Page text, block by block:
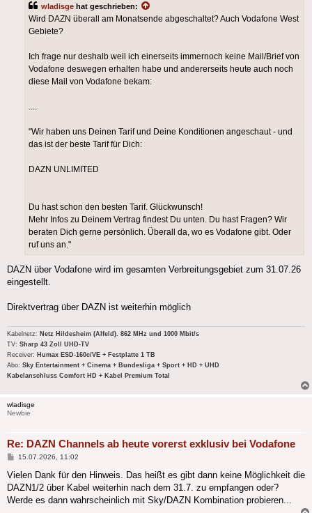
wladisge hat geschrieben:
Wird DAZN überall am Monatsende abgeschaltet? Auch Vodafone West
Gebiete?
Ich frage nur deshalb weil ich einerseits immernoch keine Mail/Brief von
Vodafone deswegen erhalten habe und andererseits heute auch noch
diese Mail von Vodafone bekam:
....
"Wir haben uns Deinen Tarif und Deine Konditionen angeschaut - und
das ist der beste Tarif für Dich:
DAZN UNLIMITED
Du hast schon den besten Tarif. Glückwunsch!
Mehr Infos zu Deinem Vertrag findest Du unten. Du hast Fragen? Wir
beraten Dich gerne persönlich. Überall da, wo es Vodafone gibt. Oder
ruf uns an."
DAZN über Vodafone wird im gesamten Verbreitungsgebiet zum 31.07.26
eingestellt.
Direktvertrag über DAZN ist weiterhin möglich
Kabelnetz: Netz Hildesheim (Alfeld). 862 MHz und 1000 Mbit/s
TV: Sharp 43 Zoll UHD-TV
Receiver: Humax ESD-160c/VE + Festplatte 1 TB
Abo: Sky Entertainment + Cinema + Bundesliga + Sport + HD + UHD
Kabelanschluss Comfort HD + Kabel Premium Total
wladisge
Newbie
Re: DAZN Channels ab heute vorerst exklusiv bei Vodafone
Beitrag
15.07.2026, 11:02
Vielen Dank für den Hinweis. Das heißt es gibt dann keine Möglichkeit die
DAZN1/2 über Kabel weiterhin nach dem 31.7. zu empfangen oder?
Werde es dann wahrscheinlich mit Sky/DAZN Kombination probieren...